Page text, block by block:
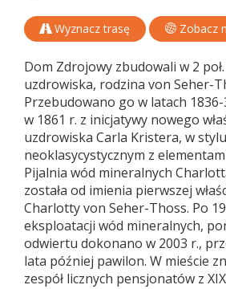
Wyznacz trasę Zobacz
Dom Zdrojowy zbudowali w 2 poł.
uzdrowiska, rodzina von Seher-
Przebudowano go w latach
w 1861 r. z inicjatywy nowego
uzdrowiska Carla Kristera, w stylu
neoklasycystycznym z
Pijalnia wód mineralnych
została od imienia pierwszej
Charlotty von Seher-Thoss. Po
eksploatacji wód mineralnych,
odwiertu dokonano w 2003 r.,
lata później pawilon. W mieście
zespół licznych pensjonatów z